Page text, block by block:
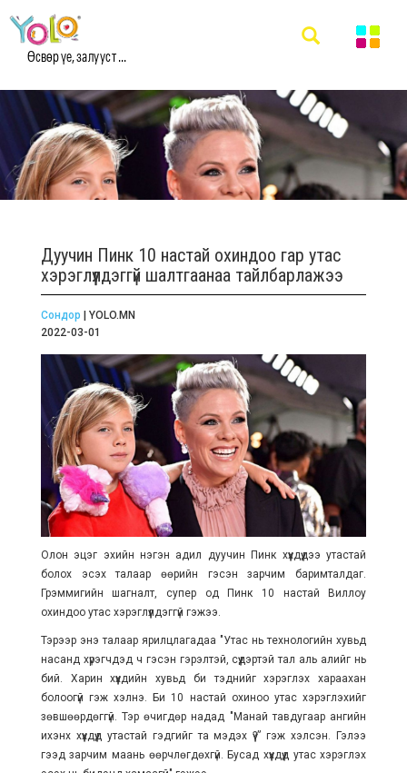
Өсвөр үе, залууст ...
Дуучин Пинк 10 настай охиндоо гар утас
хэрэглүүлдэггүй шалтгаанаа тайлбарлажээ
Сондор | YOLO.MN
2022-03-01
Олон эцэг эхийн нэгэн адил дуучин Пинк хүүхдүүдээ утастай
болох эсэх талаар өөрийн гэсэн зарчим баримталдаг.
Грэммигийн шагналт, супер од Пинк 10 настай Виллоу
охиндоо утас хэрэглүүлдэггүй гэжээ.
Тэрээр энэ талаар ярилцлагадаа "Утас нь технологийн хувьд
насанд хүрэгчдэд ч гэсэн гэрэлтэй, сүүдэртэй тал аль алийг нь
бий. Харин хүүхдийн хувьд би тэднийг хэрэглэх хараахан
болоогүй гэж хэлнэ. Би 10 настай охиноо утас хэрэглэхийг
зөвшөөрдөггүй. Тэр өчигдөр надад "Манай тавдугаар ангийн
ихэнх хүүхдүүд утастай гэдгийг та мэдэх үү?” гэж хэлсэн. Гэлээ
гээд зарчим маань өөрчлөгдөхгүй. Бусад хүүхдүүд утас хэрэглэх